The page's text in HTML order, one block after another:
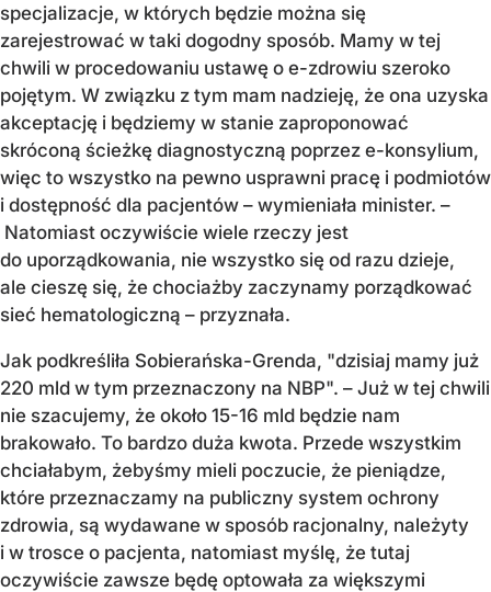
specjalizacje, w których będzie można się
zarejestrować w taki dogodny sposób. Mamy w tej
chwili w procedowaniu ustawę o e-zdrowiu szeroko
pojętym. W związku z tym mam nadzieję, że ona uzyska
akceptację i będziemy w stanie zaproponować
skróconą ścieżkę diagnostyczną poprzez e-konsylium,
więc to wszystko na pewno usprawni pracę i podmiotów
i dostępność dla pacjentów – wymieniała minister. –
Natomiast oczywiście wiele rzeczy jest
do uporządkowania, nie wszystko się od razu dzieje,
ale cieszę się, że chociażby zaczynamy porządkować
sieć hematologiczną – przyznała.
Jak podkreśliła Sobierańska-Grenda, "dzisiaj mamy już
220 mld w tym przeznaczony na NBP". – Już w tej chwili
nie szacujemy, że około 15-16 mld będzie nam
brakowało. To bardzo duża kwota. Przede wszystkim
chciałabym, żebyśmy mieli poczucie, że pieniądze,
które przeznaczamy na publiczny system ochrony
zdrowia, są wydawane w sposób racjonalny, należyty
i w trosce o pacjenta, natomiast myślę, że tutaj
oczywiście zawsze będę optowała za większymi